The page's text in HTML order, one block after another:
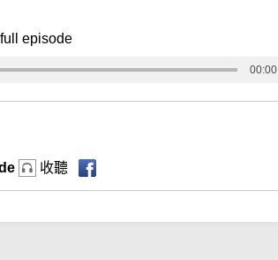
episode
00:00
收聽